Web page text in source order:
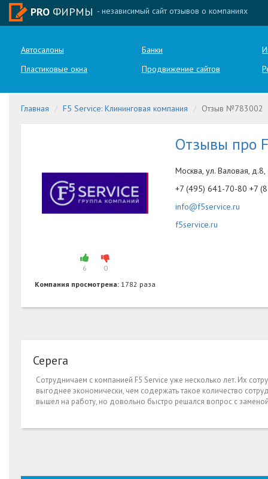
PRO ФИРМЫ - независимый сайт отзывов о компаниях
Автосалоны Банки
Пластиковые окна
Продвижение сайтов
Главная F5 Service: Клининговая компания Отзыв №783002
6
0
Компания просмотрена: 1782 раза
Отзывы про
Москва, ул. Валовая, д.8,
+7 (495) 641-70-80 +7
info@f5service.ru
f5service.ru
Серега
Сотрудничаем с компанией F5 Service уже несколько лет. Их
выгоднее экономически, чем содержать такое количество
вышел на работу, но довольно быстро решался вопрос с